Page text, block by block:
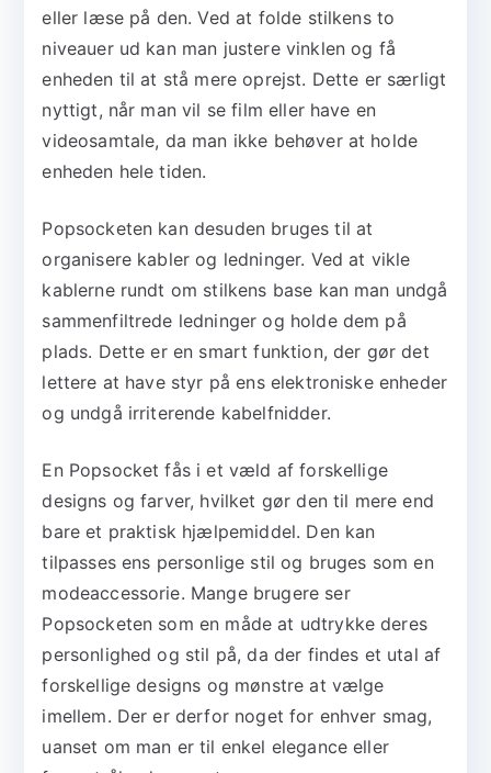
eller læse på den. Ved at folde stilkens to
niveauer ud kan man justere vinklen og få
enheden til at stå mere oprejst. Dette er særligt
nyttigt, når man vil se film eller have en
videosamtale, da man ikke behøver at holde
enheden hele tiden.
Popsocketen kan desuden bruges til at
organisere kabler og ledninger. Ved at vikle
kablerne rundt om stilkens base kan man undgå
sammenfiltrede ledninger og holde dem på
plads. Dette er en smart funktion, der gør det
lettere at have styr på ens elektroniske enheder
og undgå irriterende kabelfnidder.
En Popsocket fås i et væld af forskellige
designs og farver, hvilket gør den til mere end
bare et praktisk hjælpemiddel. Den kan
tilpasses ens personlige stil og bruges som en
modeaccessorie. Mange brugere ser
Popsocketen som en måde at udtrykke deres
personlighed og stil på, da der findes et utal af
forskellige designs og mønstre at vælge
imellem. Der er derfor noget for enhver smag,
uanset om man er til enkel elegance eller